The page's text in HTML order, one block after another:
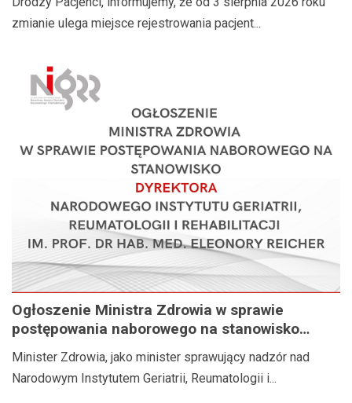
zmianie ulega miejsce rejestrowania pacjent...
Ogłoszenie Ministra Zdrowia w sprawie
postępowania naborowego na stanowisko
Dyrektora Narodowego Instytutu Geriatrii,
Reumatologii i Rehabilitacji im. prof. dr hab.
med. Eleonory Reicher
Minister Zdrowia, jako minister sprawujący nadzór nad
Narodowym Instytutem Geriatrii, Reumatologii i...